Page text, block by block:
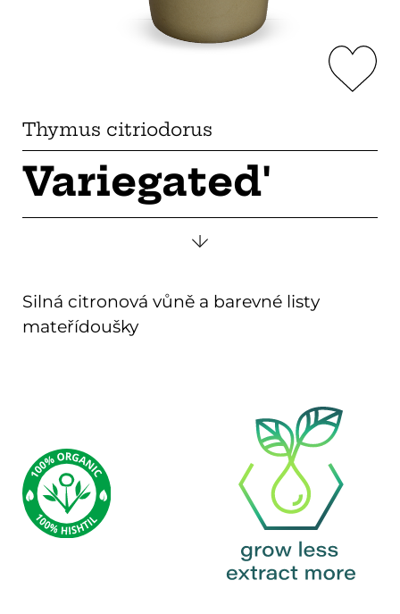
Thymus citriodorus
Variegated'
Silná citronová vůně a barevné listy
mateřídoušky